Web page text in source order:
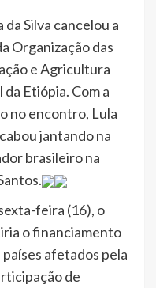
Silva cancelou a
Organização das
e Agricultura
Etiópia. Com a
no encontro, Lula
jantando na
brasileiro na
feira (16), o
o financiamento
afetados pela
de